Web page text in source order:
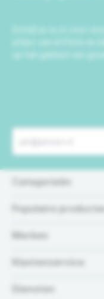
Categorieën
Populaire producten
Merken
Klantenservice
Diensten